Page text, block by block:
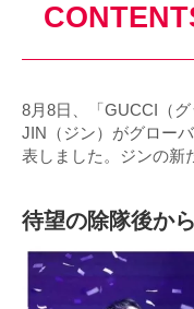
8月8日、「GUCCI（
JIN（ジン）がグロー
表しました。ジンの新
待望の除隊後か